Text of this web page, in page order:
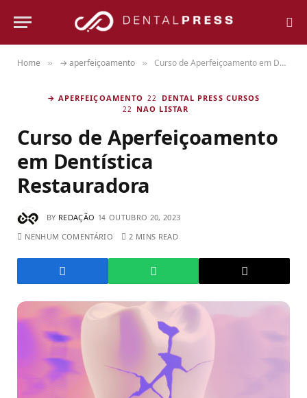
Home » → aperfeiçoamento » Curso de Aperfeiçoamento em Dentística Restauradora
→ APERFEIÇOAMENTO
DENTAL PRESS CURSOS
NAO LISTAR
Curso de Aperfeiçoamento
em Dentística
Restauradora
BY REDAÇÃO
OUTUBRO 20, 2023
NENHUM COMENTÁRIO
2 MINS READ